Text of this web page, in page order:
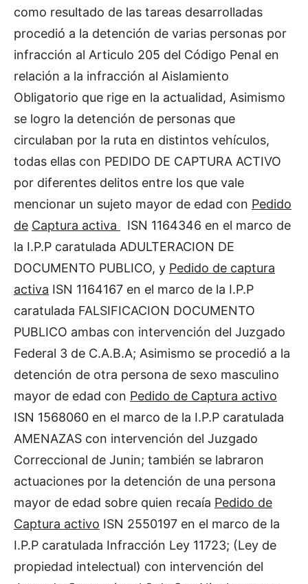
como resultado de las tareas desarrolladas
procedió a la detención de varias personas por
infracción al Articulo 205 del Código Penal en
relación a la infracción al Aislamiento
Obligatorio que rige en la actualidad, Asimismo
se logro la detención de personas que
circulaban por la ruta en distintos vehículos,
todas ellas con PEDIDO DE CAPTURA ACTIVO
por diferentes delitos entre los que vale
mencionar un sujeto mayor de edad con Pedido
de Captura activa
ISN 1164346 en el marco de
la I.P.P caratulada ADULTERACION DE
DOCUMENTO PUBLICO, y Pedido de captura
activa ISN 1164167 en el marco de la I.P.P
caratulada FALSIFICACION DOCUMENTO
PUBLICO ambas con intervención del Juzgado
Federal 3 de C.A.B.A; Asimismo se procedió a la
detención de otra persona de sexo masculino
mayor de edad con Pedido de Captura activo
ISN 1568060 en el marco de la I.P.P caratulada
AMENAZAS con intervención del Juzgado
Correccional de Junin; también se labraron
actuaciones por la detención de una persona
mayor de edad sobre quien recaía Pedido de
Captura activo ISN 2550197 en el marco de la
I.P.P caratulada Infracción Ley 11723; (Ley de
propiedad intelectual) con intervención del